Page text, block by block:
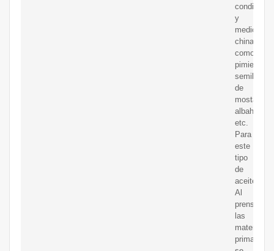
y
medicinas
chinas
como
pimienta,
semilla
de
mostaza,
albahaca,
etc.
Para
este
tipo
de
aceite
Al
prensar,
las
materias
primas